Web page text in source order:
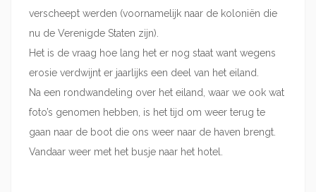
verscheept werden (voornamelijk naar de koloniën die
nu de Verenigde Staten zijn).
Het is de vraag hoe lang het er nog staat want wegens
erosie verdwijnt er jaarlijks een deel van het eiland.
Na een rondwandeling over het eiland, waar we ook wat
foto’s genomen hebben, is het tijd om weer terug te
gaan naar de boot die ons weer naar de haven brengt.
Vandaar weer met het busje naar het hotel.